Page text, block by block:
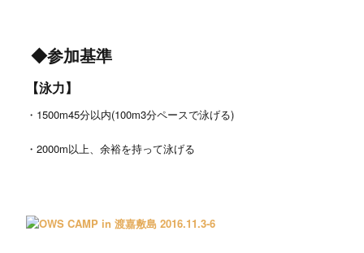
◆参加基準
【泳力】
・1500m45分以内(100m3分ペースで泳げる)
・2000m以上、余裕を持って泳げる